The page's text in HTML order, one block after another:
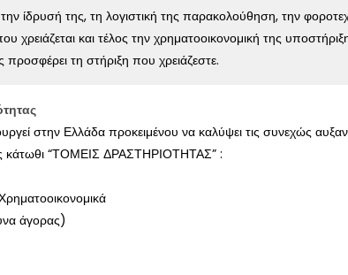
ίδρυσή της, τη λογιστική της παρακολούθηση, την
και τέλος την χρηματοοικονομική της
τη στήριξη που χρειάζεστε.
στην Ελλάδα προκειμένου να καλύψει τις συνεχώς
κάτωθι “ΤΟΜΕΙΣ ΔΡΑΣΤΗΡΙΟΤΗΤΑΣ” :
άγορας)